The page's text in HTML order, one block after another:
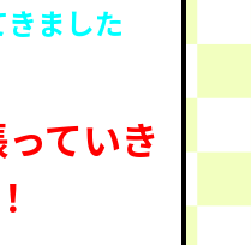
ました
ていき